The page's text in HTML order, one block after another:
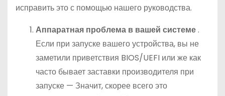
исправить это с помощью нашего руководства.
Аппаратная проблема в вашей системе.
Если при запуске вашего устройства, вы не
заметили приветствия BIOS/UEFI или же как
часто бывает заставки производителя при
запуске — Значит, скорее всего это